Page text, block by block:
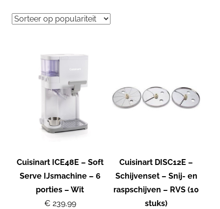
Cuisinart ICE48E – Soft
Serve IJsmachine – 6
porties – Wit
€ 239,99
Cuisinart DISC12E –
Schijvenset – Snij- en
raspschijven – RVS (10
stuks)